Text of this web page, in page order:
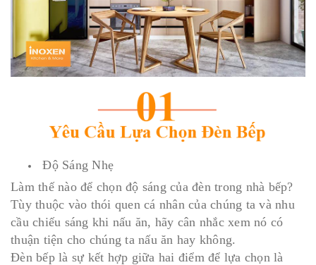
Độ Sáng Nhẹ
Làm thế nào để chọn độ sáng của đèn trong nhà bếp?
Tùy thuộc vào thói quen cá nhân của chúng ta và nhu
cầu chiếu sáng khi nấu ăn, hãy cân nhắc xem nó có
thuận tiện cho chúng ta nấu ăn hay không.
Đèn bếp là sự kết hợp giữa hai điểm để lựa chọn là